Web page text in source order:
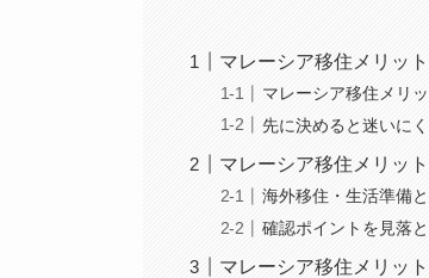
マレーシア移住メリッ
マレーシア移住メリ
先に決めると迷いに
マレーシア移住メリッ
海外移住・生活準備
確認ポイントを見落
マレーシア移住メリッ